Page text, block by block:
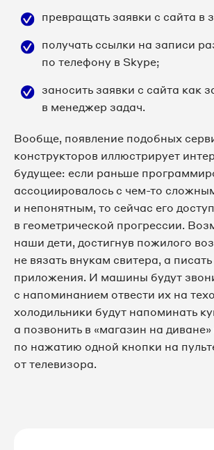
превращать заявки с сайта в
получать ссылки на записи
по телефону в Skype;
заносить заявки с сайта как
в менеджер задач.
Вообще, появление подобных
конструкторов иллюстрирует
будущее: если раньше
ассоциировалось с чем-то
и непонятным, то сейчас его
в геометрической прогрессии.
наши дети, достигнув пожилого
не вязать внукам свитера, а
приложения. И машины будут
с напоминанием отвести их на
холодильники будут напоминать
а позвонить в «магазин на
по нажатию одной кнопки на
от телевизора.